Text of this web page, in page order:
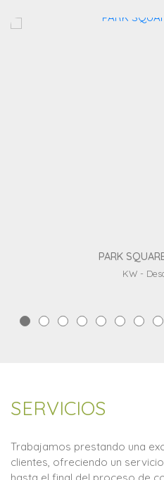
PARK
KW -
SERVICIOS
Trabajamos prestando una
clientes, ofreciendo un